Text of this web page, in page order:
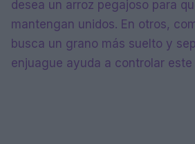
desea un arroz pegajoso para
mantengan unidos. En otros,
busca un grano más suelto y
enjuague ayuda a controlar este